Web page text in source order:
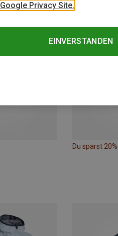
Du sparst 20%
Google Privacy Site.
EINVERSTANDEN